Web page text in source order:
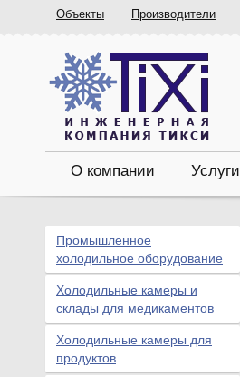
Объекты Производители
О компании Услуги
Промышленное
холодильное оборудование
Холодильные камеры и
склады для медикаментов
Холодильные камеры для
продуктов